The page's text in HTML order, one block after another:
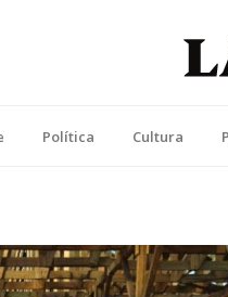
Política Cultura